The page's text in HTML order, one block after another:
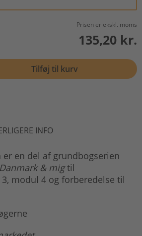
Prisen er ekskl. moms
135,20 kr.
Tilføj til kurv
INFO
en del af grundbogserien
& migtil
modul 4 og forberedelse til